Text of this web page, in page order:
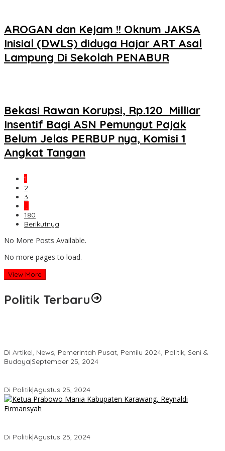
AROGAN dan Kejam !! Oknum JAKSA
Inisial (DWLS) diduga Hajar ART Asal
Lampung Di Sekolah PENABUR
Bekasi Rawan Korupsi, Rp.120 Milliar
Insentif Bagi ASN Pemungut Pajak
Belum Jelas PERBUP nya, Komisi 1
Angkat Tangan
1
2
3
…
180
Berikutnya
No More Posts Available.
No more pages to load.
View More
Politik Terbaru
Di Artikel, News, Pemerintah Pusat, Pemilu 2024, Politik, Seni &
Budaya|September 25, 2024
Di Politik|Agustus 25, 2024
Di Politik|Agustus 25, 2024